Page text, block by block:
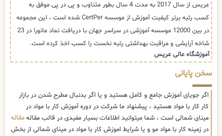
عریس از سال 2017 به مدت 4 سال بطور متناوب و پی در پی موفق به
کسب رتبه برتر کیفیت آموزش از موسسه CertPer شده است ، این مجموعه
در بین 12000 موسسه آموزشی در سراسر جهان با دریافت نماد مانورا در 23
شاخه آرایشی و مراقبت بهداشتی رتبه نخست را کسب اخذ کرده است.
آموزشگاه عالی عریس
سخن پایانی
اگر جویای آموزش جامع و کامل هستید و یا اگر بدنبال مطرح شدن در بازار
کار کار با مواد هستید ، پیشنهاد ما شرکت در دوره آموزش کار با مواد در
مینای شمالی است ، شما میتوانید اطلاعات بسیار مفیدی در قالب مقاله مقاله
در زمینه کار با مواد مو و یا شرایط اموزش کار با مواد در مینای شمالی از بخش